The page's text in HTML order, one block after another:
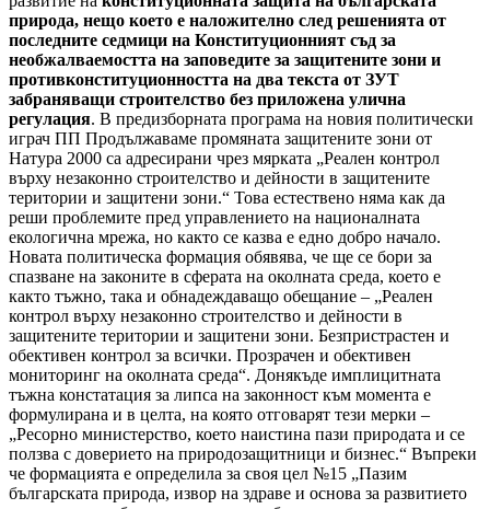
природа, нещо което е наложително след решенията от
последните седмици на Конституционният съд за
необжалваемостта на заповедите за защитените зони и
противконституционността на два текста от ЗУТ
забраняващи строителство без приложена улична
регулация. В предизборната програма на новия политически
играч ПП Продължаваме промяната защитените зони от
Натура 2000 са адресирани чрез мярката „Реален контрол
върху незаконно строителство и дейности в защитените
територии и защитени зони.“ Това естествено няма как да
реши проблемите пред управлението на националната
екологична мрежа, но както се казва е едно добро начало.
Новата политическа формация обявява, че ще се бори за
спазване на законите в сферата на околната среда, което е
както тъжно, така и обнадеждаващо обещание – „Реален
контрол върху незаконно строителство и дейности в
защитените територии и защитени зони. Безпристрастен и
обективен контрол за всички. Прозрачен и обективен
мониторинг на околната среда“. Донякъде имплицитната
тъжна констатация за липса на законност към момента е
формулирана и в целта, на която отговарят тези мерки –
„Ресорно министерство, което наистина пази природата и се
ползва с доверието на природозащитници и бизнес.“ Въпреки
че формацията е определила за своя цел №15 „Пазим
българската природа, извор на здраве и основа за развитието